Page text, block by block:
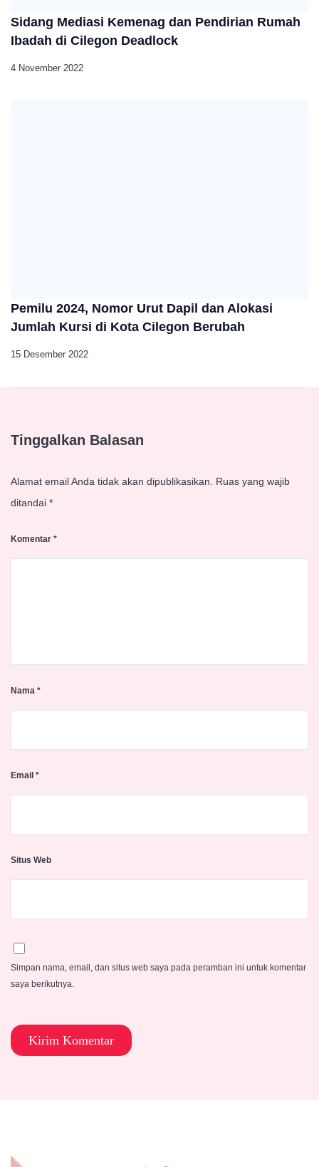
Sidang Mediasi Kemenag dan Pendirian Rumah
Ibadah di Cilegon Deadlock
4 November 2022
Pemilu 2024, Nomor Urut Dapil dan Alokasi
Jumlah Kursi di Kota Cilegon Berubah
15 Desember 2022
Tinggalkan Balasan
Alamat email Anda tidak akan dipublikasikan. Ruas yang wajib
ditandai *
Komentar *
Nama *
Email *
Situs Web
Simpan nama, email, dan situs web saya pada peramban ini untuk komentar
saya berikutnya.